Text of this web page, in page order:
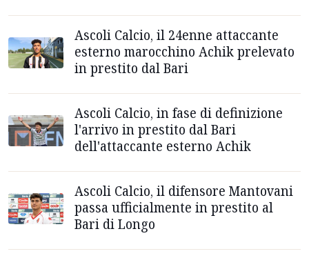
Ascoli Calcio, il 24enne attaccante
esterno marocchino Achik prelevato
in prestito dal Bari
Ascoli Calcio, in fase di definizione
l'arrivo in prestito dal Bari
dell'attaccante esterno Achik
Ascoli Calcio, il difensore Mantovani
passa ufficialmente in prestito al
Bari di Longo